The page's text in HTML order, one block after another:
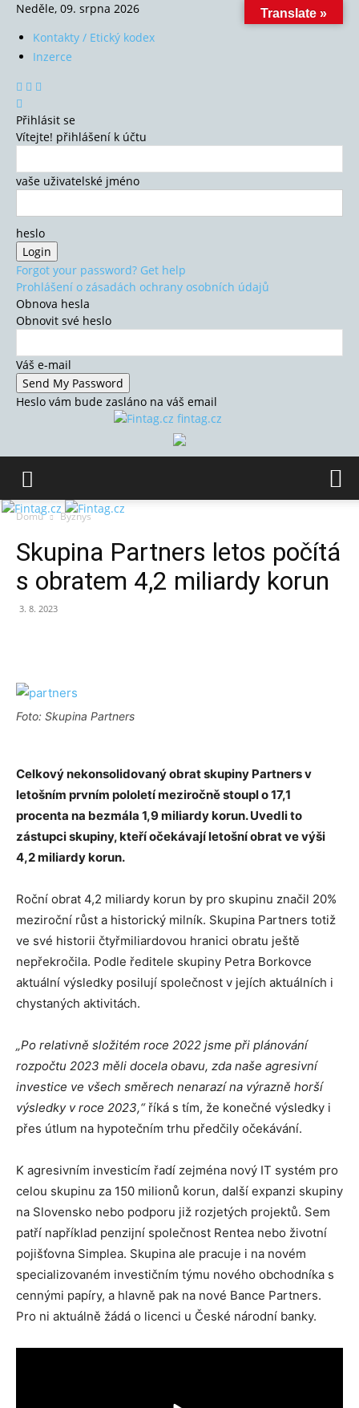
Neděle, 09. srpna 2026
Kontakty / Etický kodex
Inzerce
Přihlásit se
Vítejte! přihlášení k účtu
vaše uživatelské jméno
heslo
Forgot your password? Get help
Prohlášení o zásadách ochrany osobních údajů
Obnova hesla
Obnovit své heslo
Váš e-mail
Heslo vám bude zasláno na váš email
fintag.cz
Domů Byznys
Skupina Partners letos počítá
s obratem 4,2 miliardy korun
3. 8. 2023
Foto: Skupina Partners
Celkový nekonsolidovaný obrat skupiny Partners v
letošním prvním pololetí meziročně stoupl o 17,1
procenta na bezmála 1,9 miliardy korun. Uvedli to
zástupci skupiny, kteří očekávají letošní obrat ve výši
4,2 miliardy korun.
Roční obrat 4,2 miliardy korun by pro skupinu značil 20%
meziroční růst a historický milník. Skupina Partners totiž
ve své historii čtyřmiliardovou hranici obratu ještě
nepřekročila. Podle ředitele skupiny Petra Borkovce
aktuální výsledky posilují společnost v jejích aktuálních i
chystaných aktivitách.
„Po relativně složitém roce 2022 jsme při plánování
rozpočtu 2023 měli docela obavu, zda naše agresivní
investice ve všech směrech nenarazí na výrazně horší
výsledky v roce 2023,“říká s tím, že konečné výsledky i
přes útlum na hypotečním trhu předčily očekávání.
K agresivním investicím řadí zejména nový IT systém pro
celou skupinu za 150 milionů korun, další expanzi skupiny
na Slovensko nebo podporu již rozjetých projektů. Sem
patří například penzijní společnost Rentea nebo životní
pojišťovna Simplea. Skupina ale pracuje i na novém
specializovaném investičním týmu nového obchodníka s
cennými papíry, a hlavně pak na nové Bance Partners.
Pro ni aktuálně žádá o licenci u České národní banky.
Translate »